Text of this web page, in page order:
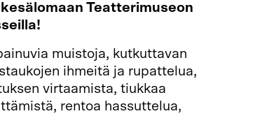
Teatterimuseon
muistoja, kutkuttavan
ihmeitä ja rupattelua,
virtaamista, tiukkaa
rentoa hassuttelua,